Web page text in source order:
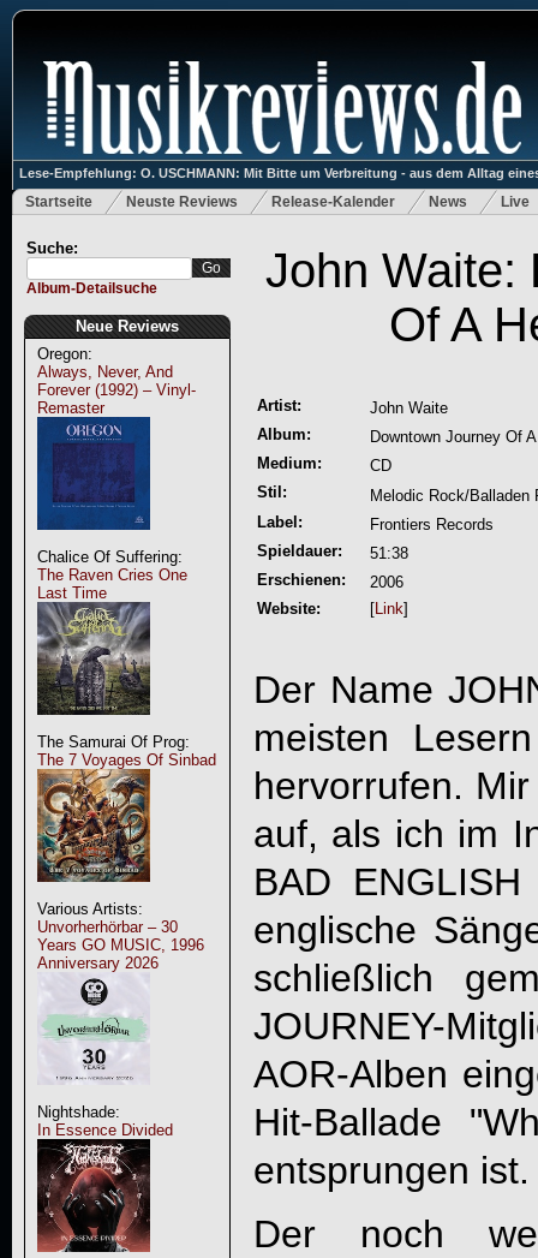
Lese-Empfehlung: O. USCHMANN: Mit Bitte um Verbreitung - aus dem Alltag
Startseite Neuste Reviews Release-Kalender News Live
Suche:
Album-Detailsuche
Neue Reviews
Oregon:
Always, Never, And
Forever (1992) – Vinyl-
Remaster
Chalice Of Suffering:
The Raven Cries One
Last Time
The Samurai Of Prog:
The 7 Voyages Of Sinbad
Various Artists:
Unvorherhörbar – 30
Years GO MUSIC, 1996
Anniversary 2026
Nightshade:
In Essence Divided
John Waite:
Of A
Artist:
John Waite
Album:
Downtown Journey Of
Medium:
CD
Stil:
Melodic Rock/Balladen
Label:
Frontiers Records
Spieldauer:
51:38
Erschienen:
2006
Website:
[Link]
Der Name
meisten
hervorrufen.
auf, als ich im
BAD
englische
schließlich
JOURNEY-
AOR-Alben
Hit-Ballade
entsprungen ist.
Der noch